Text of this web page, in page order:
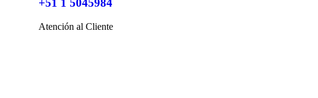
+51 1 5045984
Atención al Cliente